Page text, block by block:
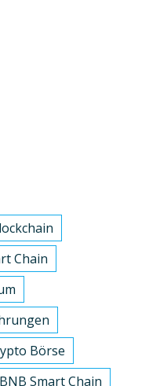
Chain
Börse
BNB Smart Chain